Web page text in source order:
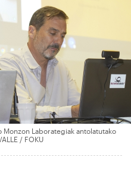
Monzon Laborategiak antolatutako
/ FOKU